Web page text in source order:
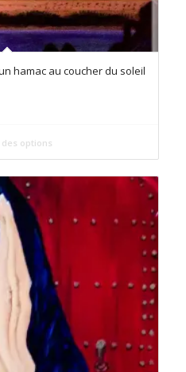
hamac au coucher du soleil
des options